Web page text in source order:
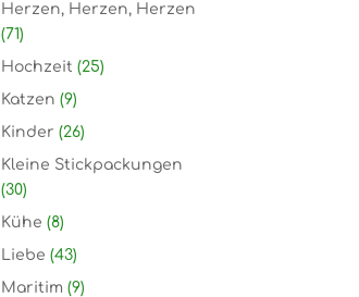
Herzen, Herzen, Herzen
(71)
Hochzeit (25)
Katzen (9)
Kinder (26)
Kleine Stickpackungen
(30)
Kühe (8)
Liebe (43)
Maritim (9)